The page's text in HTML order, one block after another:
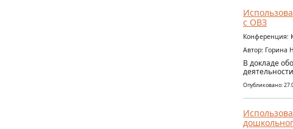
с ОВЗ
Конференция:
Автор: Горина
В докладе
Опубликовано: